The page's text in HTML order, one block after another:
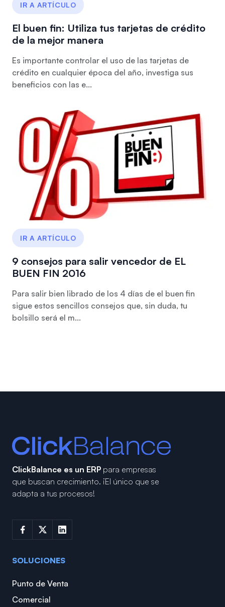
IR A ARTÍCULO
El buen fin: Utiliza tus tarjetas de crédito
de la mejor manera
Es importante controlar el uso de las tarjetas de
crédito en cualquier época del año, investiga sus
beneficios con las e...
IR A ARTÍCULO
9 consejos para salir vencedor de EL
BUEN FIN 2016
Para salir bien librado de los 4 días de el buen fin
sigue estos sencillos consejos que, sin duda, tu
bolsillo será el m...
ClickBalance es un ERP para empresas
que buscan crecimiento. ¡El único que se
adapta a tus procesos!
SOLUCIONES
Punto de Venta
Comercial